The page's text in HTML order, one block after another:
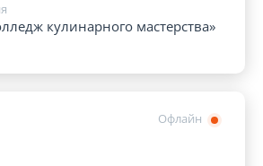
кулинарного мастерства»
Офлайн